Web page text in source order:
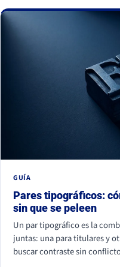
La buena noticia: todos se
presupuesto.
GUÍA
Pares tipográficos:
sin que se peleen
Un par tipográfico es la
juntas: una para titulares y
buscar contraste sin